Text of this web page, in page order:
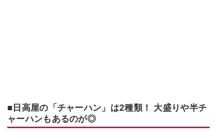
■日高屋の「チャーハン」は2種類！ 大盛りや半チ
ャーハンもあるのが◎